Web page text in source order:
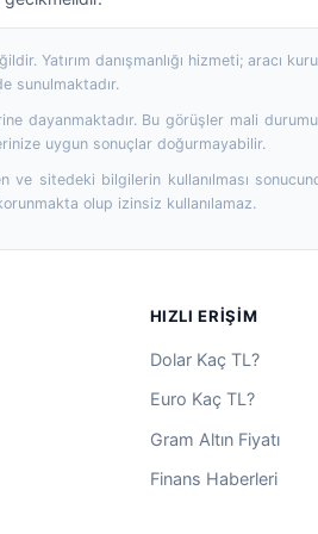
Yatırım danışmanlığı hizmeti;
sunulmaktadır.
dayanmaktadır. Bu görüşler mali
uygun sonuçlar doğurmayabilir.
sitedeki bilgilerin kullanılması
olup izinsiz kullanılamaz.
HIZLI ERIŞIM
Dolar Kaç TL?
Euro Kaç TL?
Gram Altın Fiyatı
Finans Haberleri